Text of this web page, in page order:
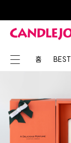
홈 BEST